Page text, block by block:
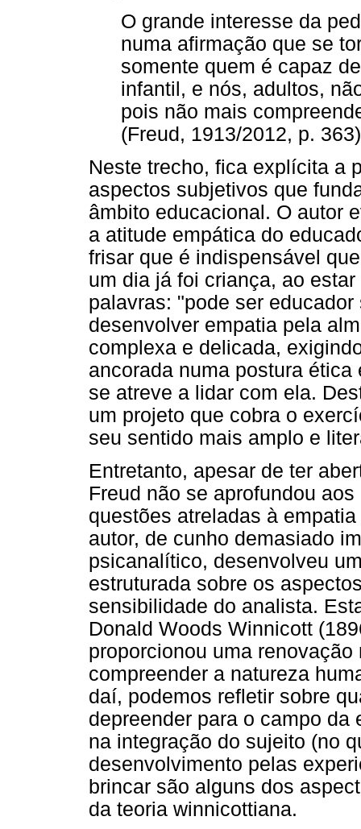
O grande interesse da
numa afirmação que se
somente quem é capaz
infantil, e nós, adultos,
pois não mais
(Freud, 1913/2012, p. 363)
Neste trecho, fica explícita a
aspectos subjetivos que
âmbito educacional. O autor
a atitude empática do
frisar que é indispensável
um dia já foi criança, ao
palavras: "pode ser
desenvolver empatia pela
complexa e delicada,
ancorada numa postura
se atreve a lidar com ela.
um projeto que cobra o
seu sentido mais amplo e
Entretanto, apesar de ter
Freud não se aprofundou
questões atreladas à
autor, de cunho demasiado
psicanalítico, desenvolveu
estruturada sobre os
sensibilidade do analista.
Donald Woods Winnicott
proporcionou uma
compreender a natureza
daí, podemos refletir sobre
depreender para o campo da
na integração do sujeito (no
desenvolvimento pelas
brincar são alguns dos
da teoria winnicottiana.